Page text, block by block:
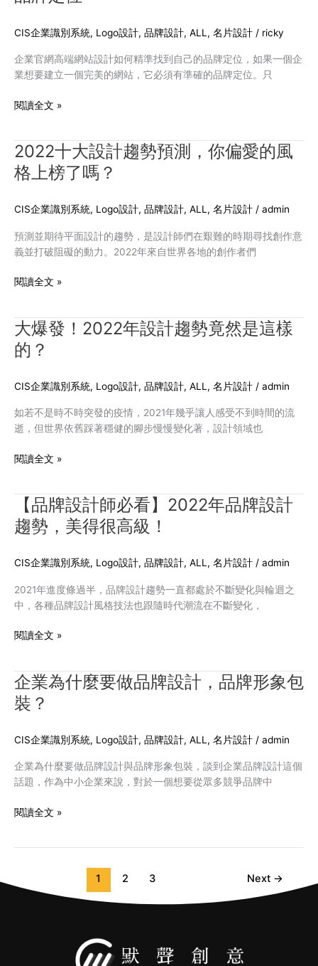
CIS企業識別系統, Logo設計, 品牌設計, ALL , 名片設計 / ricky
企業官網高端網站設計如何精準找到自己的品牌定位，如果一個企
業想要建立一個完美的網站，它必須有準確的品牌定位。只
的
牌
定
閱讀全文 »
2022十大設計趨勢預測，你偏愛的風
格上榜了嗎？
CIS企業識別系統, Logo設計, 品牌設計, ALL, 名片設計 / admin
預測並期待平面設計的趨勢，是設計師們在艱難的時期尋找創作意
義並打破阻礙的動力。2022年來自世界各地的創作者們
2022
十
大
計
勢
預
你
愛
的
風
上
了
嗎？
閱讀全文 »
大爆發！2022年設計趨勢竟然是這樣
的？
CIS企業識別系統, Logo設計, 品牌設計, ALL , 名片設計 / admin
如若不是時不時突發的疫情，2021年幾乎讓人感受不到時間的流
逝，但世界依舊踩著穩健的腳步慢慢變化著，設計領域也
大
爆
發！
年
計
趨
竟
是
樣
閱讀全文 »
【品牌設計師必看】2022年品牌設計
趨勢，美得很高級！
CIS企業識別系統, Logo設計, 品牌設計, ALL, 名片設計 / admin
2021年進度條過半，品牌設計趨勢一直都處於不斷變化與輪迴之
中，各種品牌設計風格技法也跟隨時代潮流在不斷變化，
【品
牌
設
師
看】
2022
品
設
計
趨
美
很
高
閱讀全文 »
企業為什麼要做品牌設計，品牌形象包
裝？
CIS企業識別系統, Logo設計, 品牌設計, ALL , 名片設計 / admin
企業為什麼要做品牌設計與品牌形象包裝，談到企業品牌設計這個
話題，作為中小企業來說，對於一個想要從眾多競爭品牌中
企
業
為
麼
做
品
設
品
閱讀全文 »
1 2 3 Next →